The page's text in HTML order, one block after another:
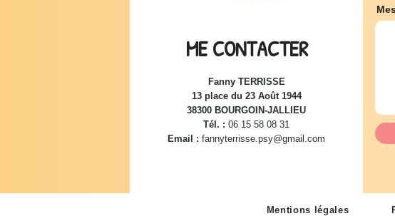
ME CONTACTER
Fanny TERRISSE
13 place du 23 Août 1944
38300 BOURGOIN-JALLIEU
Tél. : 06 15 58 08 31
Email : fannyterrisse.psy@gmail.com
Mentions légales